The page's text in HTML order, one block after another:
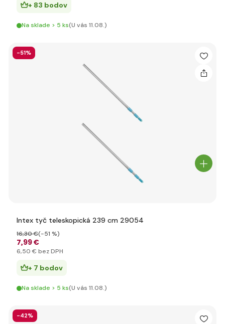
+ 83 bodov
Na sklade > 5 ks(U vás 11.08.)
-51%
Intex tyč teleskopická 239 cm 29054
7,99 €
16,30 €(-51 %)
6,50 € bez DPH
+ 7 bodov
Na sklade > 5 ks(U vás 11.08.)
-42%